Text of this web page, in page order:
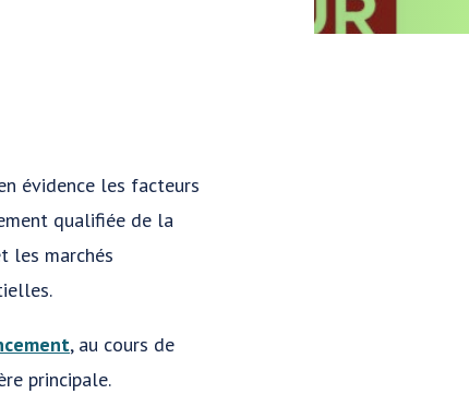
évidence les facteurs
qualifiée de la
les marchés
, au cours de
principale.